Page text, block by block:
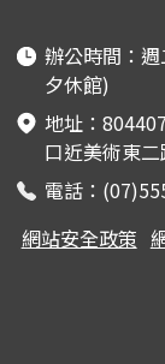
辦公時間：
夕休館)
地址：
口近美術東二
電話：
網站安全政策